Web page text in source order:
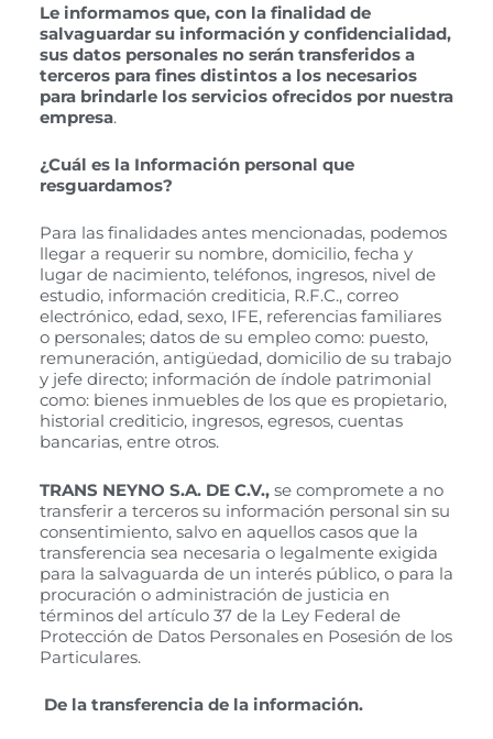
Le informamos que, con la finalidad de
salvaguardar su información y confidencialidad,
sus datos personales no serán transferidos a
terceros para fines distintos a los necesarios
para brindarle los servicios ofrecidos por nuestra
empresa.
¿Cuál es la Información personal que
resguardamos?
Para las finalidades antes mencionadas, podemos
llegar a requerir su nombre, domicilio, fecha y
lugar de nacimiento, teléfonos, ingresos, nivel de
estudio, información crediticia, R.F.C., correo
electrónico, edad, sexo, IFE, referencias familiares
o personales; datos de su empleo como: puesto,
remuneración, antigüedad, domicilio de su trabajo
y jefe directo; información de índole patrimonial
como: bienes inmuebles de los que es propietario,
historial crediticio, ingresos, egresos, cuentas
bancarias, entre otros.
TRANS NEYNO S.A. DE C.V., se compromete a no
transferir a terceros su información personal sin su
consentimiento, salvo en aquellos casos que la
transferencia sea necesaria o legalmente exigida
para la salvaguarda de un interés público, o para la
procuración o administración de justicia en
términos del artículo 37 de la Ley Federal de
Protección de Datos Personales en Posesión de los
Particulares.
De la transferencia de la información.